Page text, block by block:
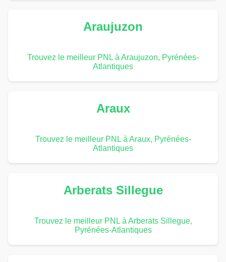
Araujuzon
Trouvez le meilleur PNL à Araujuzon, Pyrénées-
Atlantiques
Araux
Trouvez le meilleur PNL à Araux, Pyrénées-
Atlantiques
Arberats Sillegue
Trouvez le meilleur PNL à Arberats Sillegue,
Pyrénées-Atlantiques